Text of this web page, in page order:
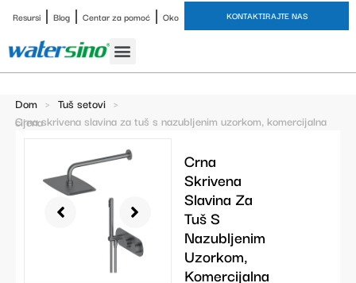
Resursi Blog Centar za pomoć Oko KONTAKTIRAJTE NAS
Dom > Tuš setovi >
Crna skrivena slavina za tuš s nazubljenim uzorkom, komercijalna cijena
Crna
Skrivena
Slavina Za
Tuš S
Nazubljenim
Uzorkom,
Komercijalna